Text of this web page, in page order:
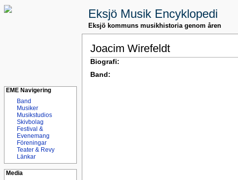
Eksjö Musik Encyklopedi
Eksjö kommuns musikhistoria genom åren
EME Navigering
Band
Musiker
Musikstudios
Skivbolag
Festival &
Evenemang
Föreningar
Teater & Revy
Länkar
Media
Joacim Wirefeldt
Biografi:
Band: